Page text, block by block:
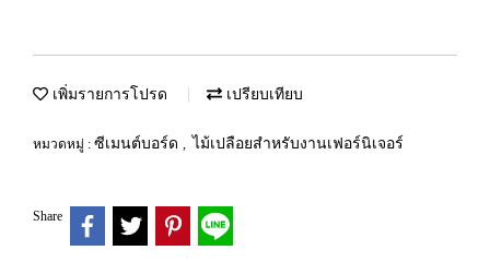
เพิ่มรายการโปรด เปรียบเทียบ
หมวดหมู่ : ซีเมนต์บอร์ด , ไม้เปลือยสำหรับงานเฟอร์นิเจอร์
Share